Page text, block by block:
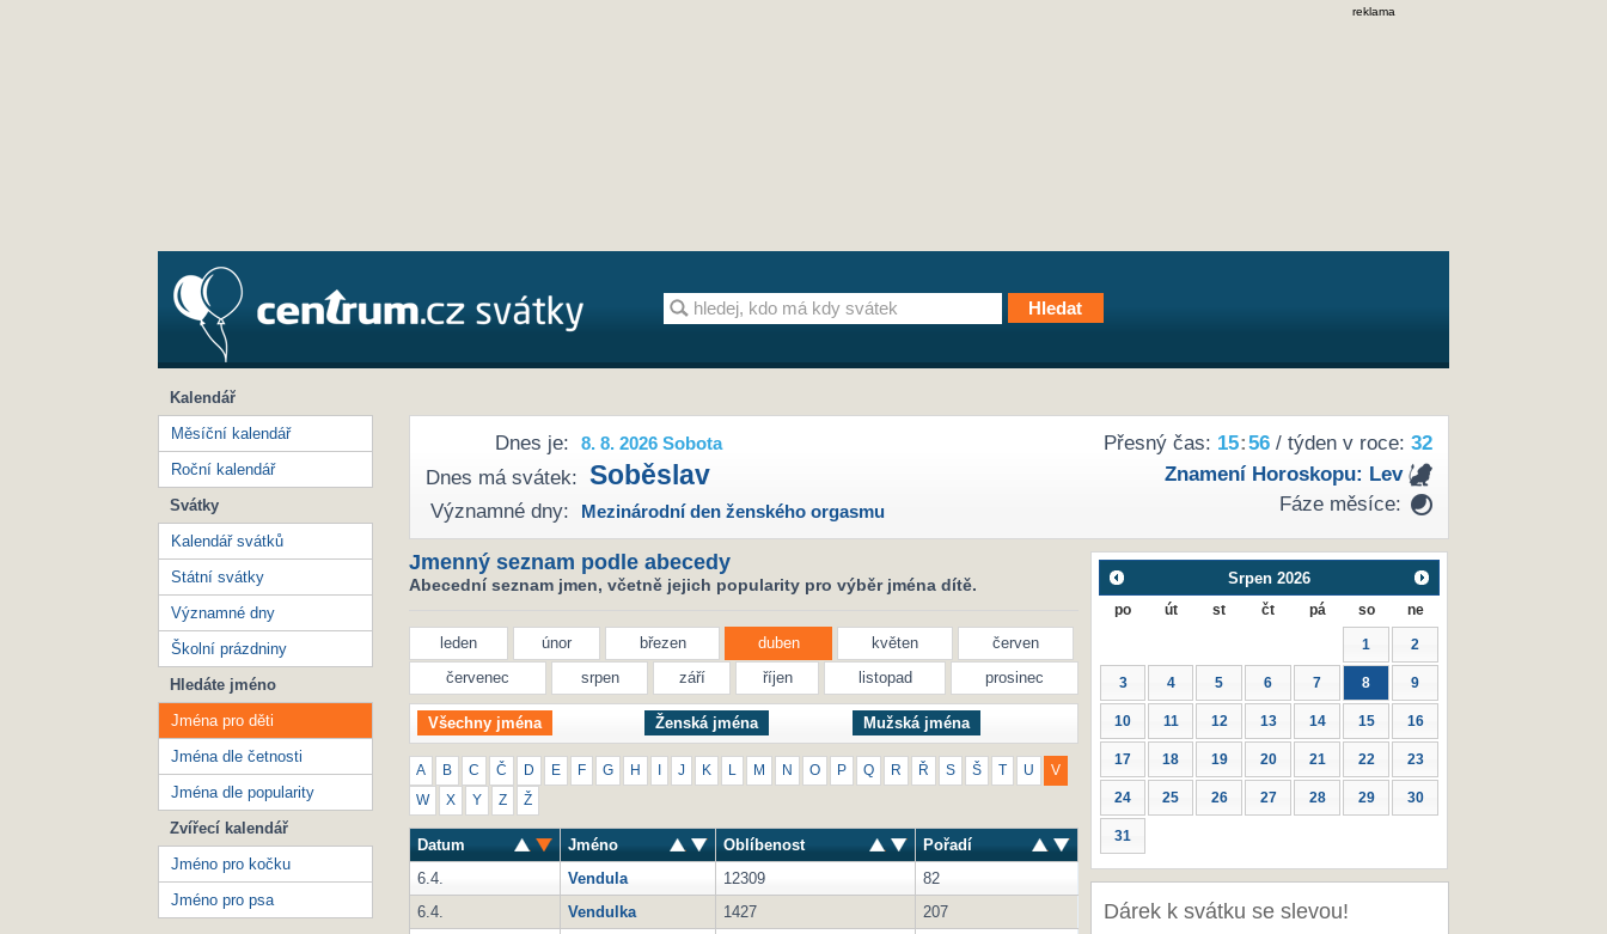
reklama
Přesný čas: 15:56/ týden v roce: 32
Znamení Horoskopu: Lev
Fáze měsíce:
Dnes je: 8. 8. 2026 Sobota
Dnes má svátek: Soběslav
Významné dny: Mezinárodní den ženského orgasmu
Jmenný seznam podle abecedy
Abecední seznam jmen, včetně jejich popularity pro výběr jména dítě.
leden únor březen duben květen
červen
červenec
srpen září říjen listopad prosinec
Všechny jména Ženská jména Mužská jména
A B C Č D E F G H J K M N O P Q R Ř S Š T U V
W X Y Z Ž
Datum Jméno Oblíbenost
Pořadí
6.4.
Vendula 12309
82
6.4.
Vendulka 1427
207
Srpen 2026
po út st čt pá so ne
1 2
3 4 5 6 7 8 9
10 11 12 13 14 15 16
17 18 19 20 21 22 23
24 25 26 27 28 29 30
31
Dárek k svátku se slevou!
Kalendář
Měsíční kalendář
Roční kalendář
Svátky
Kalendář svátků
Státní svátky
Významné dny
Školní prázdniny
Hledáte jméno
Jména pro děti
Jména dle četnosti
Jména dle popularity
Zvířecí kalendář
Jméno pro kočku
Jméno pro psa